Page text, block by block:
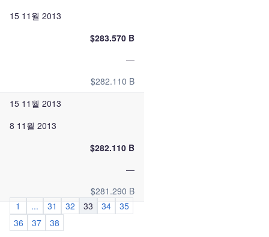
15 11월 2013
$283.570 B
—
$282.110 B
15 11월 2013
8 11월 2013
$282.110 B
—
$281.290 B
1
... 31 32 33 34
35
36
37
38